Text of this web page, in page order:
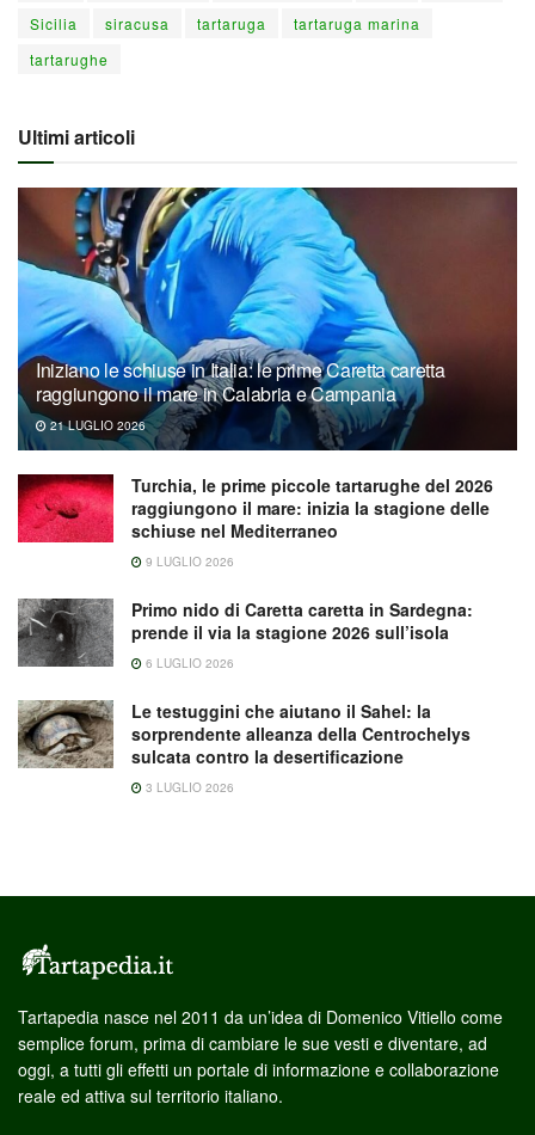
Sicilia
siracusa tartaruga
tartaruga marina
tartarughe
Ultimi articoli
Iniziano le schiuse in Italia: le prime Caretta caretta
raggiungono il mare in Calabria e Campania
21 LUGLIO 2026
Turchia, le prime piccole tartarughe del 2026
raggiungono il mare: inizia la stagione delle
schiuse nel Mediterraneo
9 LUGLIO 2026
Primo nido di Caretta caretta in Sardegna:
prende il via la stagione 2026 sull’isola
6 LUGLIO 2026
Le testuggini che aiutano il Sahel: la
sorprendente alleanza della Centrochelys
sulcata contro la desertificazione
3 LUGLIO 2026
Tartapedia nasce nel 2011 da un’idea di Domenico Vitiello come
semplice forum, prima di cambiare le sue vesti e diventare, ad
oggi, a tutti gli effetti un portale di informazione e collaborazione
reale ed attiva sul territorio italiano.